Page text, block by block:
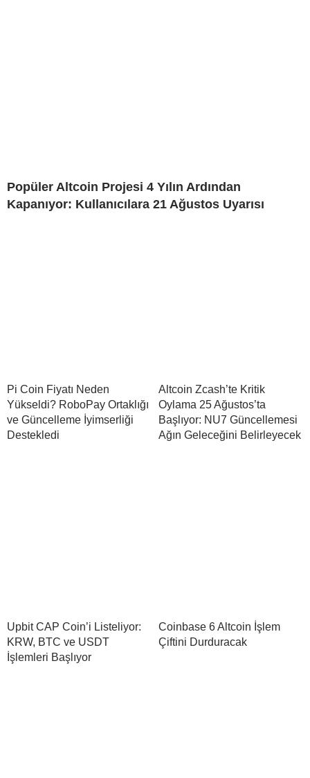
Popüler Altcoin Projesi 4 Yılın Ardından
Kapanıyor: Kullanıcılara 21 Ağustos Uyarısı
Pi Coin Fiyatı Neden
Yükseldi? RoboPay Ortaklığı
ve Güncelleme İyimserliği
Destekledi
Altcoin Zcash’te Kritik
Oylama 25 Ağustos’ta
Başlıyor: NU7 Güncellemesi
Ağın Geleceğini Belirleyecek
Upbit CAP Coin’i Listeliyor:
KRW, BTC ve USDT
İşlemleri Başlıyor
Coinbase 6 Altcoin İşlem
Çiftini Durduracak